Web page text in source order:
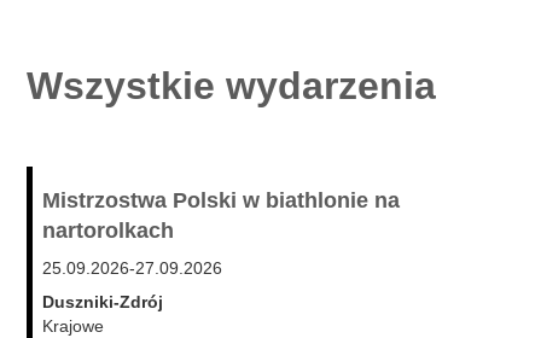
Wszystkie wydarzenia
Mistrzostwa Polski w biathlonie na
nartorolkach
25.09.2026-27.09.2026
Duszniki-Zdrój
Krajowe